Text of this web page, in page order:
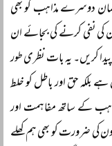
دوسرے مذاہب کو بھی
کی نفی کرنے کی بجائے ان
کریں۔ یہ بات نظری طور
بلکہ حق اور باطل کو خلط
کے ساتھ مفاہمت اور
کی ضرورت کو بھی ہم کھلے